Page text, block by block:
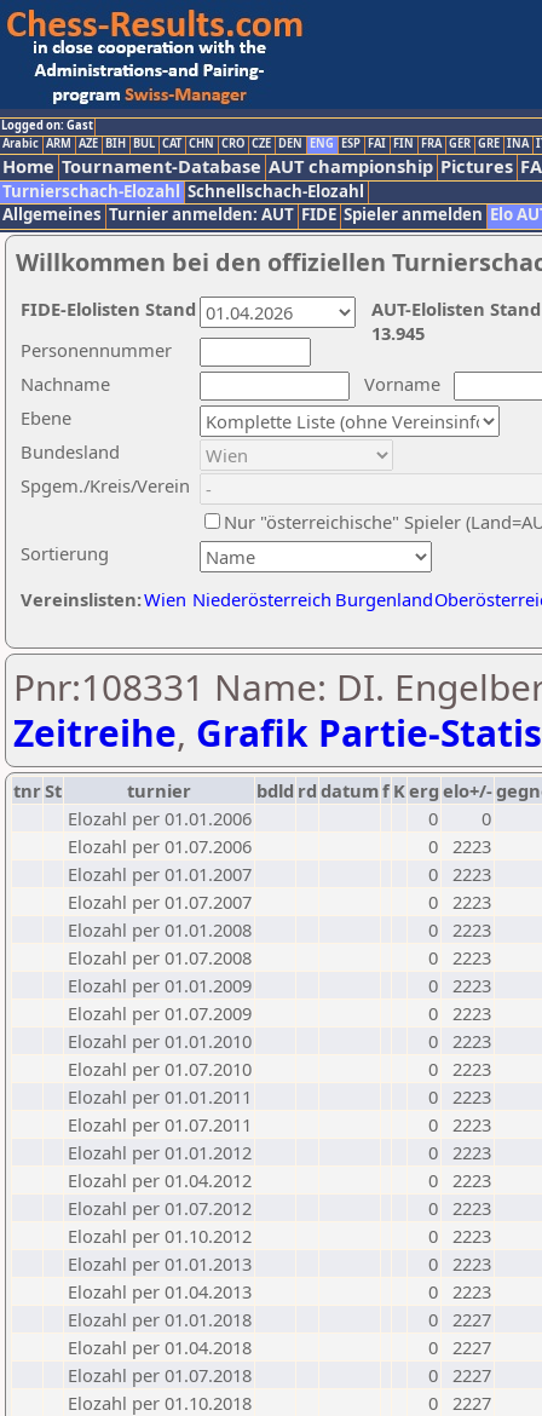
Logged on: Gast
Arabic ARM AZE BIH BUL CAT CHN CRO CZE DEN ENG ESP FAI FIN FRA GER GRE INA
Home Tournament-Database AUT championship Pictures
Turnierschach-Elozahl Schnellschach-Elozahl
Allgemeines Turnier anmelden: AUT FIDE Spieler anmelden Elo
Willkommen bei den offiziellen
Nachname
Vorname
Ebene
Sortierung
Personennummer
Bundesland
Spgem./Kreis/Verein
Nur "österreichische" Spieler
Vereinslisten:Wien Niederösterreich Burgenland
AUT-Elolisten
13.945
FIDE-Elolisten Stand
Pnr:108331 Name: DI.
Zeitreihe, Grafik Partie-
tnrSt turnier bdld rd datumf Kerg elo+/-
Elozahl per 01.01.2006
0
0
Elozahl per 01.07.2006
0 2223
Elozahl per 01.01.2007
0 2223
Elozahl per 01.07.2007
0 2223
Elozahl per 01.01.2008
0 2223
Elozahl per 01.07.2008
0 2223
Elozahl per 01.01.2009
0 2223
Elozahl per 01.07.2009
0 2223
Elozahl per 01.01.2010
0 2223
Elozahl per 01.07.2010
0 2223
Elozahl per 01.01.2011
0 2223
Elozahl per 01.07.2011
0 2223
Elozahl per 01.01.2012
0 2223
Elozahl per 01.04.2012
0 2223
Elozahl per 01.07.2012
0 2223
Elozahl per 01.10.2012
0 2223
Elozahl per 01.01.2013
0 2223
Elozahl per 01.04.2013
0 2223
Elozahl per 01.01.2018
0 2227
Elozahl per 01.04.2018
0 2227
Elozahl per 01.07.2018
0 2227
Elozahl per 01.10.2018
0 2227